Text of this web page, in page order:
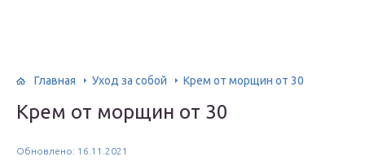
Главная Уход за собой Крем от морщин от 30
Крем от морщин от 30
Обновлено: 16.11.2021